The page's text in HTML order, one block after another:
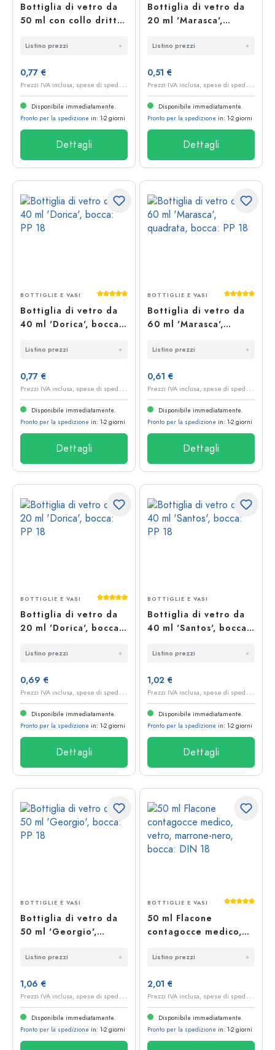
Bottiglia di vetro da
50 ml con collo dritto,
Listino prezzi
0,77 €
P
rezzi IVA inclusa, spese di spedizione escluse
Disponibile immediatamente.
Pronto per la spedizione in: 1-2 giorni
Dettagli
Bottiglia di vetro da
20 ml 'Marasca',
Listino prezzi
0,51 €
P
rezzi IVA inclusa, spese di spedizione escluse
Disponibile immediatamente.
Pronto per la spedizione in: 1-2 giorni
Dettagli
Valutazione media di 5 su 5 stelle
BOTTIGLIE E VASI
Bottiglia di vetro da
40 ml 'Dorica', bocca:
Listino prezzi
0,77 €
P
rezzi IVA inclusa, spese di spedizione escluse
Disponibile immediatamente.
Pronto per la spedizione in: 1-2 giorni
Dettagli
BOTTIGLIE E VASI
Bottiglia di vetro da
60 ml 'Marasca',
Listino prezzi
0,61 €
P
rezzi IVA inclusa, spese di spedizione escluse
Disponibile immediatamente.
Pronto per la spedizione in: 1-2 giorni
Dettagli
Valutazione media di 5 su 5 stelle
BOTTIGLIE E VASI
Bottiglia di vetro da
20 ml 'Dorica', bocca:
Listino prezzi
0,69 €
P
rezzi IVA inclusa, spese di spedizione escluse
Disponibile immediatamente.
Pronto per la spedizione in: 1-2 giorni
Dettagli
BOTTIGLIE E VASI
Bottiglia di vetro da
40 ml 'Santos', bocca:
Listino prezzi
1,02 €
P
rezzi IVA inclusa, spese di spedizione escluse
Disponibile immediatamente.
Pronto per la spedizione in: 1-2 giorni
Dettagli
BOTTIGLIE E VASI
Bottiglia di vetro da
50 ml 'Georgio',
Listino prezzi
1,06 €
P
rezzi IVA inclusa, spese di spedizione escluse
Disponibile immediatamente.
Pronto per la spedizione in: 1-2 giorni
BOTTIGLIE E VASI
50 ml Flacone
contagocce medico,
bocca: DIN 18
Listino prezzi
2,01 €
P
rezzi IVA inclusa, spese di spedizione escluse
Disponibile immediatamente.
Pronto per la spedizione in: 1-2 giorni